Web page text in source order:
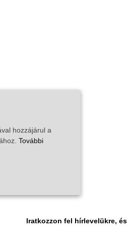
Iratkozzon fel hírlevelükre,
hozzájárul a
További